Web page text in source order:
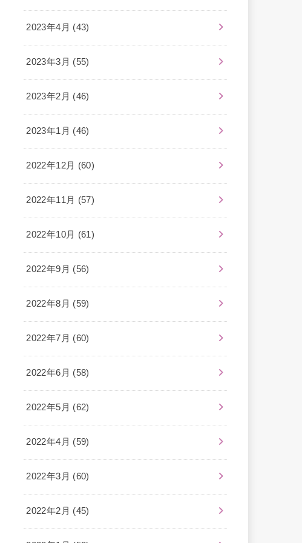
2023年4月 (43)
2023年3月 (55)
2023年2月 (46)
2023年1月 (46)
2022年12月 (60)
2022年11月 (57)
2022年10月 (61)
2022年9月 (56)
2022年8月 (59)
2022年7月 (60)
2022年6月 (58)
2022年5月 (62)
2022年4月 (59)
2022年3月 (60)
2022年2月 (45)